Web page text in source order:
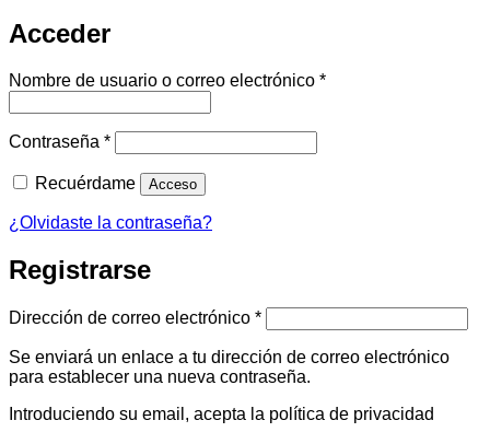
Acceder
Nombre de usuario o correo electrónico *Obligatorio
Contraseña *Obligatorio
Recuérdame Acceso
¿Olvidaste la contraseña?
Registrarse
Dirección de correo electrónico *Obligatorio
Se enviará un enlace a tu dirección de correo electrónico
para establecer una nueva contraseña.
Introduciendo su email, acepta la política de privacidad